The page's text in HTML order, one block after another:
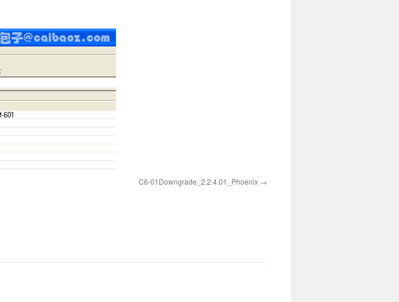
C6-01Downgrade_2.2.4.01_Phoenix